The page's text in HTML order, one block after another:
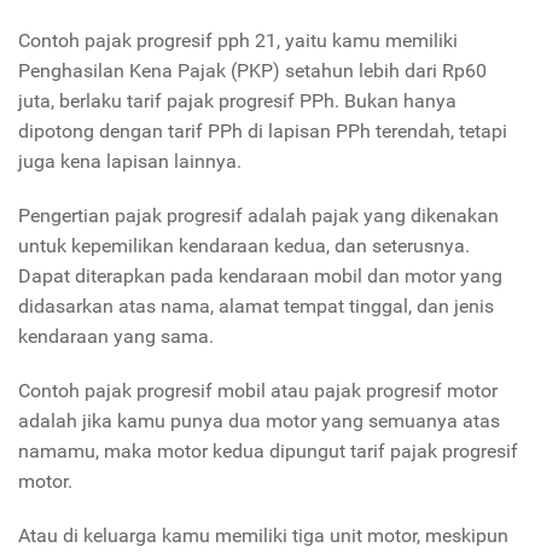
Contoh pajak progresif pph 21, yaitu kamu memiliki
Penghasilan Kena Pajak (PKP) setahun lebih dari Rp60
juta, berlaku tarif pajak progresif PPh. Bukan hanya
dipotong dengan tarif PPh di lapisan PPh terendah, tetapi
juga kena lapisan lainnya.
Pengertian pajak progresif adalah pajak yang dikenakan
untuk kepemilikan kendaraan kedua, dan seterusnya.
Dapat diterapkan pada kendaraan mobil dan motor yang
didasarkan atas nama, alamat tempat tinggal, dan jenis
kendaraan yang sama.
Contoh pajak progresif mobil atau pajak progresif motor
adalah jika kamu punya dua motor yang semuanya atas
namamu, maka motor kedua dipungut tarif pajak progresif
motor.
Atau di keluarga kamu memiliki tiga unit motor, meskipun